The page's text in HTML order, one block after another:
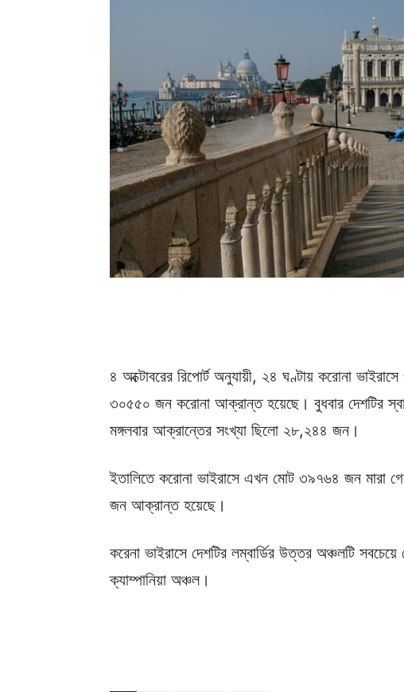
৪ অক্টোবরের রিপোর্ট অনুযায়ী, ২৪ ঘণ্টায় করোনা
৩০৫৫০ জন করোনা আক্রান্ত হয়েছে। বুধবার দেশটির
মঙ্গলবার আক্রান্তের সংখ্যা ছিলো ২৮,২৪৪ জন।
ইতালিতে করোনা ভাইরাসে এখন মোট ৩৯৭৬৪ জন
জন আক্রান্ত হয়েছে।
করেনা ভাইরাসে দেশটির লম্বার্ডির উত্তর অঞ্চলটি
ক্যাম্পানিয়া অঞ্চল।